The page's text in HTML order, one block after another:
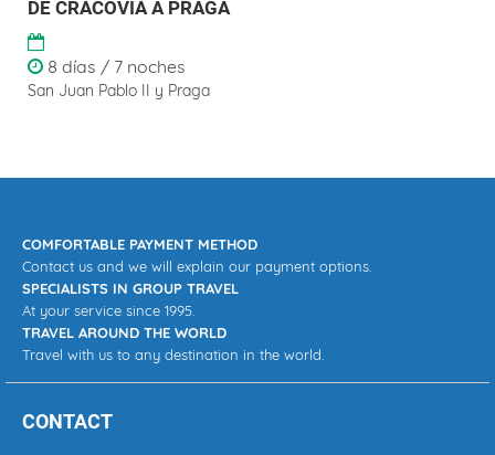
DE CRACOVIA A PRAGA
8 días / 7 noches
San Juan Pablo II y Praga
COMFORTABLE PAYMENT METHOD
Contact us and we will explain our payment options.
SPECIALISTS IN GROUP TRAVEL
At your service since 1995.
TRAVEL AROUND THE WORLD
Travel with us to any destination in the world.
CONTACT